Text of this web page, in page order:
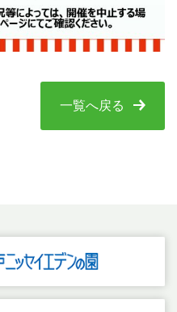
一覧へ戻る